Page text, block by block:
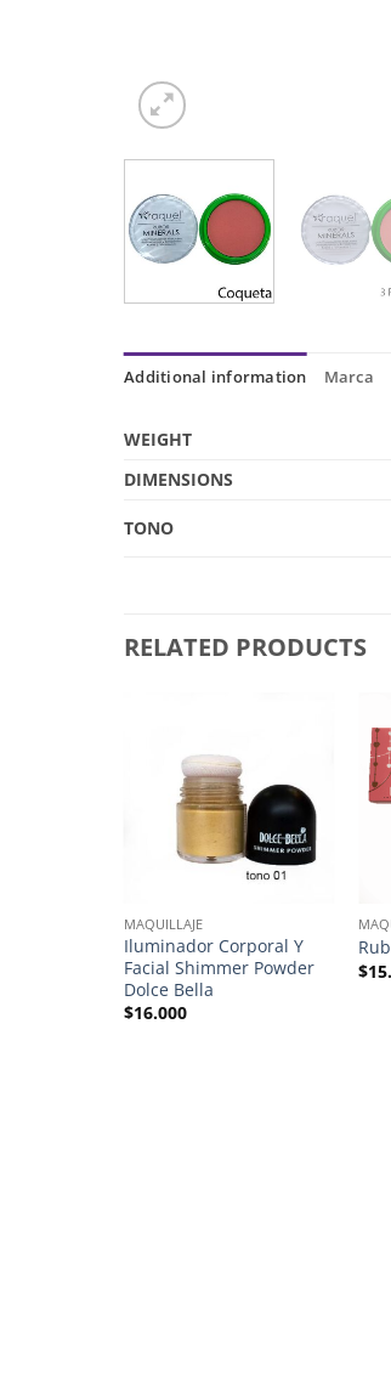
Additional information Marca
WEIGHT
DIMENSIONS
TONO
RELATED PRODUCTS
MAQUILLAJE
Iluminador Corporal Y
Facial Shimmer Powder
Dolce Bella
$16.000
$